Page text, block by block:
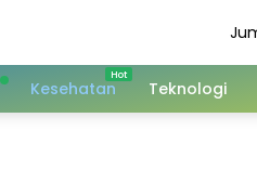
Kesehatan Teknologi